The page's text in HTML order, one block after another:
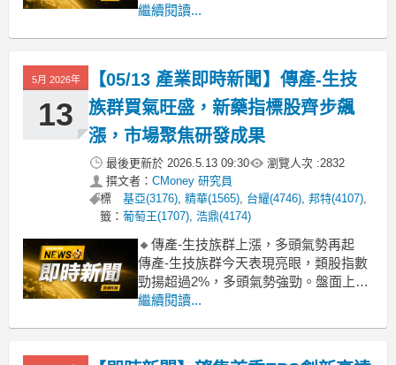
漲幅高達4.66%，盤中買氣熱絡，多檔個
勢。市場資金似乎嗅到機會，大幅加碼
生技股，這波漲勢相當全面，不僅新藥
股受關注，學名藥、醫材及部分保健食
繼續閱讀...
5月 2026年
13
【05/13 產業即時新聞】傳產-生技
族群買氣旺盛，新藥指標股齊步飆
漲，市場聚焦研發成果
最後更新於 2026.5.13 09:30 瀏覽人次 :2832
撰文者： CMoney 研究員
標
籤：
基亞(3176),精華(1565), 台耀(4746),邦特(4107),
葡萄王(1707),浩鼎(4174)
🔸傳產-生技族群上漲，多頭氣勢再起
傳產-生技族群今天表現亮眼，類股指數
勁揚超過2%，多頭氣勢強勁。盤面上包
括國邑*、藥華藥、北極星藥業-KY等新
藥研發題材重燃興趣，搭配個別公司近
繼續閱讀...